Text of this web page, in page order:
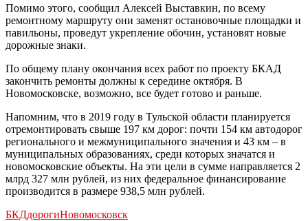
Помимо этого, сообщил Алексей Выставкин, по всему
ремонтному маршруту они заменят остановочные площадки и
павильоны, проведут укрепление обочин, установят новые
дорожные знаки.
По общему плану окончания всех работ по проекту БКАД
закончить ремонты должны к середине октября. В
Новомосковске, возможно, все будет готово и раньше.
Напомним, что в 2019 году в Тульской области планируется
отремонтировать свыше 197 км дорог: почти 154 км автодорог
регионального и межмуниципального значения и 43 км – в
муниципальных образованиях, среди которых значатся и
новомосковские объекты. На эти цели в сумме направляется 2
млрд 327 млн рублей, из них федеральное финансирование
производится в размере 938,5 млн рублей.
БКДдорогиНовомосковск